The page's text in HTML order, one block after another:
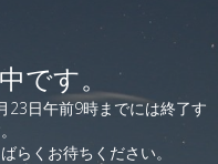
です。
23日午前9時までには終了す
らくお待ちください。